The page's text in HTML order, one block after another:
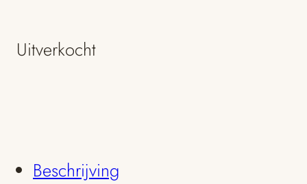
Uitverkocht
Beschrijving